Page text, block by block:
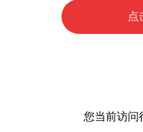
点
您当前访问